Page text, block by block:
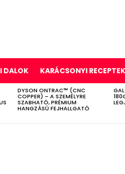
DALOK KARÁCSONYI RECEPTEK
DYSON ONTRAC™ (CNC
COPPER) – A SZEMÉLYRE
SZABHATÓ, PRÉMIUM
HANGZÁSÚ FEJHALLGATÓ